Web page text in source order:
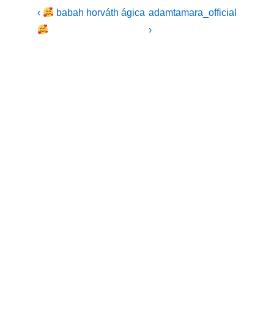
Bejegyzés
navigáció
Previous
Post
‹ babah horváth ágica Next
Post
adamtamara_official
›